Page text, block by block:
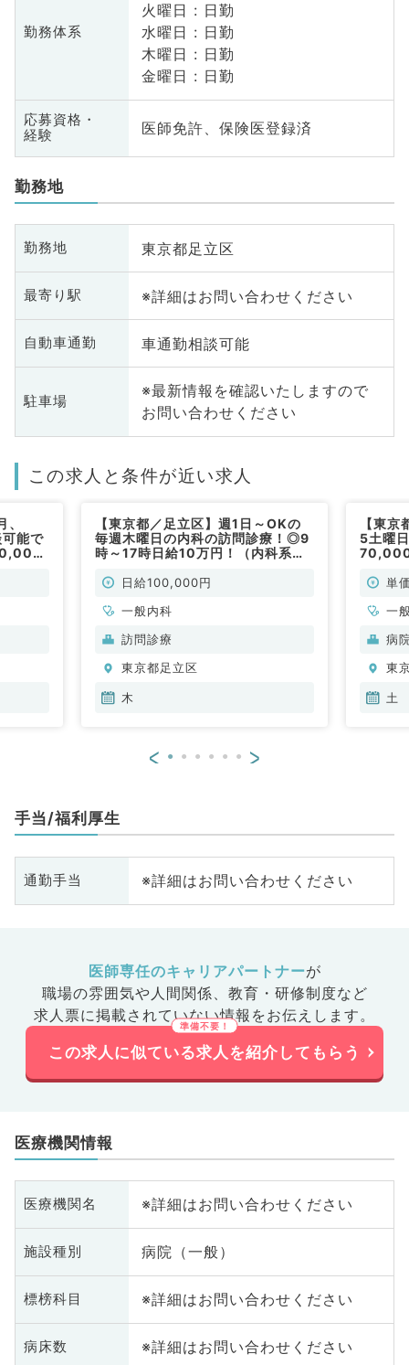
勤務体系
火曜日 : 日勤
水曜日 : 日勤
木曜日 : 日勤
金曜日 : 日勤
応募資格・
経験
医師免許、保険医登録済
勤務地
勤務地 東京都足立区
最寄り駅 ※詳細はお問い合わせください
自動車通勤 車通勤相談可能
駐車場
※最新情報を確認いたしますので
お問い合わせください
この求人と条件が近い求人
能で
【東京都／足立区】週1日～OKの
毎週木曜日の内科の訪問診療！◎9
時～17時日給10万円！（内科系／
日給100,000円
一般内科
訪問診療
東京都足立区
木
【東
5土曜
70,000
非常勤
単
一
病
東
土
< >
手当/福利厚生
通勤手当 ※詳細はお問い合わせください
医師専任のキャリアパートナーが
職場の雰囲気や人間関係、 教育・研修制度など
求人票に掲載されていない情報をお伝えします。
この求人に似ている求人を紹介してもらう
医療機関情報
医療機関名 ※詳細はお問い合わせください
施設種別 病院（一般）
標榜科目 ※詳細はお問い合わせください
病床数 ※詳細はお問い合わせください